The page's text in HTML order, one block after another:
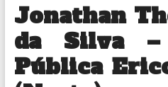
Jonathan
da Silva –
Pública